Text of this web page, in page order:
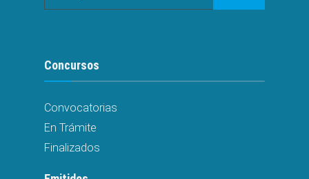
Concursos
Convocatorias
En Trámite
Finalizados